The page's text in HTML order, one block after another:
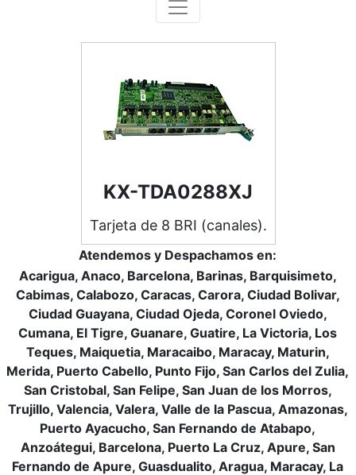
KX-TDA0288XJ
Tarjeta de 8 BRI (canales).
Atendemos y Despachamos en:
Acarigua, Anaco, Barcelona, Barinas, Barquisimeto,
Cabimas, Calabozo, Caracas, Carora, Ciudad Bolivar,
Ciudad Guayana, Ciudad Ojeda, Coronel Oviedo,
Cumana, El Tigre, Guanare, Guatire, La Victoria, Los
Teques, Maiquetia, Maracaibo, Maracay, Maturin,
Merida, Puerto Cabello, Punto Fijo, San Carlos del Zulia,
San Cristobal, San Felipe, San Juan de los Morros,
Trujillo, Valencia, Valera, Valle de la Pascua, Amazonas,
Puerto Ayacucho, San Fernando de Atabapo,
Anzoátegui, Barcelona, Puerto La Cruz, Apure, San
Fernando de Apure, Guasdualito, Aragua, Maracay, La